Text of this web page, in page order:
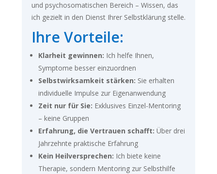
und psychosomatischen Bereich – Wissen, das
ich gezielt in den Dienst Ihrer Selbstklärung stelle.
Ihre Vorteile:
Klarheit gewinnen: Ich helfe Ihnen,
Symptome besser einzuordnen
Selbstwirksamkeit stärken: Sie erhalten
individuelle Impulse zur Eigenanwendung
Zeit nur für Sie: Exklusives Einzel-Mentoring
– keine Gruppen
Erfahrung, die Vertrauen schafft: Über drei
Jahrzehnte praktische Erfahrung
Kein Heilversprechen: Ich biete keine
Therapie, sondern Mentoring zur Selbsthilfe